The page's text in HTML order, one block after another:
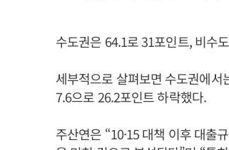
수도권은 64.1로 31포인트, 비수
세부적으로 살펴보면 수도권에
7.6으로 26.2포인트 하락했다.
주산연은 “10·15 대책 이후 대출